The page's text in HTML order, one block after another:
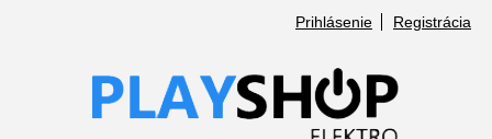
Prihlásenie Registrácia